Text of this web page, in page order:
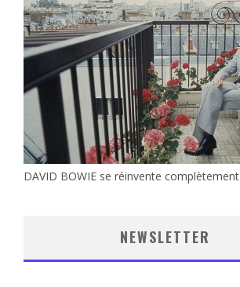
DAVID BOWIE se réinvente complètement
NEWSLETTER